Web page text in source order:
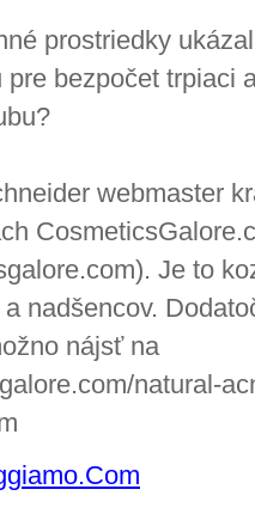
prostriedky
bezpočet trpiaci
webmaster
Je to
nadšencov.
nájsť na
natural-